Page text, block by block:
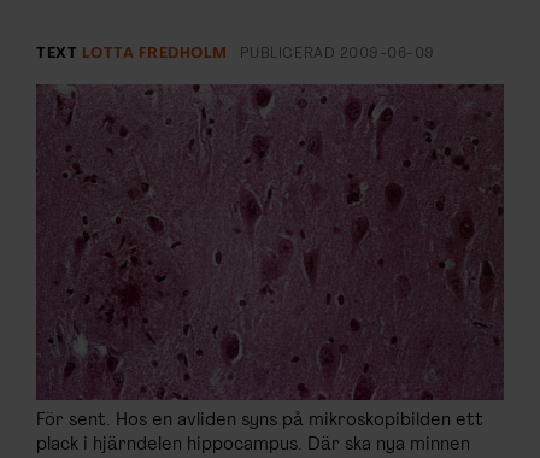
EVENEMANG & RESOR
SHOP
KONTAKTA F&F
SKRIV I F&F
PRENUMERERA PÅ F&F
ANNONSERA I F&F
TEXT LOTTA FREDHOLM PUBLICERAD 2009-06-09
För sent. Hos en avliden syns på mikroskopibilden ett
plack i hjärndelen hippocampus. Där ska nya minnen